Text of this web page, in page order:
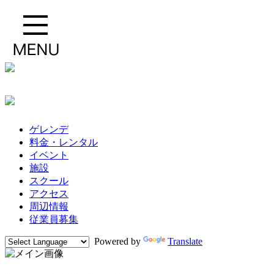
ゲレンデ
料金・レンタル
イベント
施設
スクール
アクセス
周辺情報
従業員募集
Powered by Translate